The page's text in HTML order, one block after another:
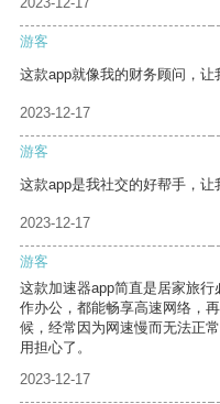
游客
这款app就像我的财务顾问，让
2023-12-17
游客
这款app是我社交的好帮手，让
2023-12-17
游客
这款加速器app简直是居家旅
作办公，都能畅享高速网络，
候，经常因为网速慢而无法正
用担心了。
2023-12-17